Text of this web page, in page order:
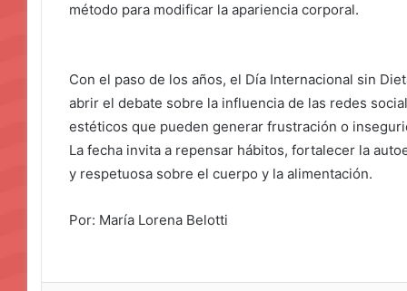
método para modificar la apariencia corporal.
Con el paso de los años, el Día Internacional sin
abrir el debate sobre la influencia de las redes
estéticos que pueden generar frustración o
La fecha invita a repensar hábitos, fortalecer la
y respetuosa sobre el cuerpo y la alimentación.
Por: María Lorena Belotti